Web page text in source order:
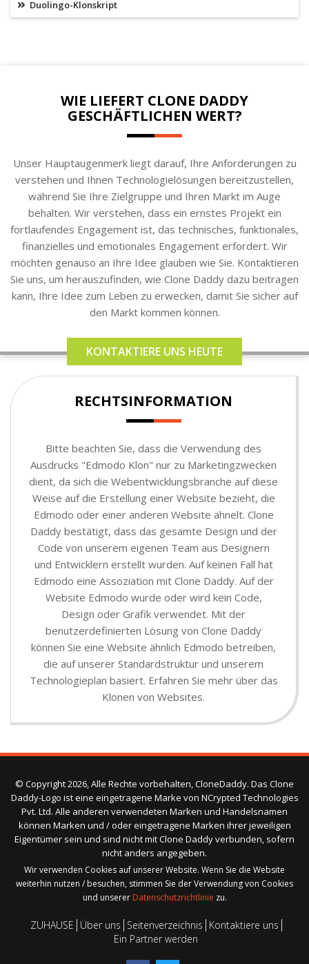
Duolingo-Klonskript
WIE LIEFERT CLONE DADDY
GESCHÄFTLICHEN WERT?
Unser Hauptaugenmerk liegt darauf, Ihre Anforderungen zu
verstehen und Ihnen Technologielösungen bereitzustellen,
während Sie Ihre Zielgruppe und Ihren Markt im Auge
behalten. Wir verstehen, dass ein ernstes Projekt ein
fortlaufendes Engagement ist, das technisches, funktionales,
finanzielles und emotionales Engagement erfordert. Wir
möchten genauso an Ihre Idee glauben wie Sie. Kontaktieren
Sie uns, um herauszufinden, wie Clone Daddy dazu beitragen
kann, Ihre Idee zum Leben zu erwecken, damit Sie sicher auf
den Markt kommen können.
KONTAKTIERE UNS HEUTE
RECHTSINFORMATION
Bitte beachten Sie, dass die Verwendung des
Ausdrucks "Edmodo Klon" nur zu Marketingzwecken
dient, da sich die Webentwicklungsbranche auf diese
Weise auf die Erstellung einer Website bezieht, die
Edmodo oder einer anderen Website ähnelt. Clone
Daddy bestätigt, dass das gesamte Design und der
Code von unserem eigenen Team aus Designern
und Entwicklern erstellt wurden. Auf keinen Fall hat
Edmodo eine Assoziation mit Clone Daddy. Auf der
Website Edmodo wurde oder wird kein Code,
Design oder Grafik verwendet. Mit der
benutzerdefinierten Lösung von Clone Daddy
können Sie eine Website ähnlich Edmodo betreiben,
die auf unserer Standardstruktur und unserem
Technologieplan basiert. Erfahren Sie mehr über das
Klonen von Websites.
© Copyright 2026, Alle Rechte vorbehalten, CloneDaddy. Das Clone
Daddy-Logo ist eine eingetragene Marke von NCrypted Technologies
Pvt. Ltd. Alle anderen verwendeten Marken und Handelsnamen
können Marken und / oder eingetragene Marken ihrer jeweiligen
Eigentümer sein und sind nicht mit Clone Daddy verbunden, sofern
nicht anders angegeben.
Wir verwenden Cookies auf unserer Website. Wenn Sie die Website
weiterhin nutzen / besuchen, stimmen Sie der Verwendung von Cookies
und unserer Datenschutzrichtlinie zu.
ZUHAUSE Über uns Seitenverzeichnis Kontaktiere uns
Ein Partner werden